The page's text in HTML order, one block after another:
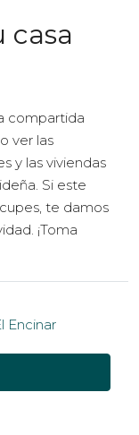
casa
compartida
ver las
y las viviendas
Si este
te damos
¡Toma
Encinar